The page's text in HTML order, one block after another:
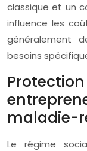
classique et un
influence les
généralement
besoins
maladie-
Le régime